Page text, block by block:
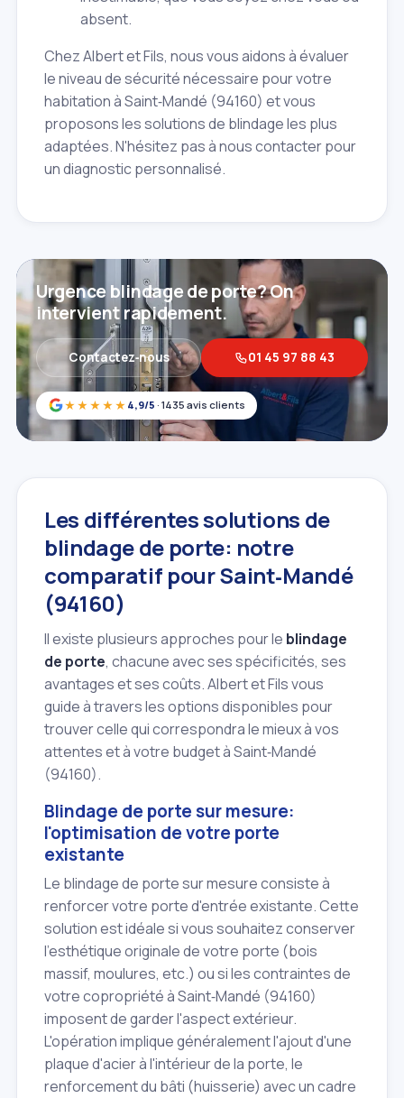
absent.
Chez Albert et Fils, nous vous aidons à évaluer
le niveau de sécurité nécessaire pour votre
habitation à Saint‑Mandé (94160) et vous
proposons les solutions de blindage les plus
adaptées. N'hésitez pas à nous contacter pour
un diagnostic personnalisé.
★★★★★ 4,9/5 · 1435 avis clients
Urgence blindage de porte? On
intervient rapidement.
Contactez‑nous 01 45 97 88 43
Les différentes solutions de
blindage de porte: notre
comparatif pour Saint‑Mandé
(94160)
Il existe plusieurs approches pour le blindage
de porte, chacune avec ses spécificités, ses
avantages et ses coûts. Albert et Fils vous
guide à travers les options disponibles pour
trouver celle qui correspondra le mieux à vos
attentes et à votre budget à Saint‑Mandé
(94160).
Blindage de porte sur mesure:
l'optimisation de votre porte
existante
Le blindage de porte sur mesure consiste à
renforcer votre porte d'entrée existante. Cette
solution est idéale si vous souhaitez conserver
l'esthétique originale de votre porte (bois
massif, moulures, etc.) ou si les contraintes de
votre copropriété à Saint‑Mandé (94160)
imposent de garder l'aspect extérieur.
L'opération implique généralement l'ajout d'une
plaque d'acier à l'intérieur de la porte, le
renforcement du bâti (huisserie) avec un cadre